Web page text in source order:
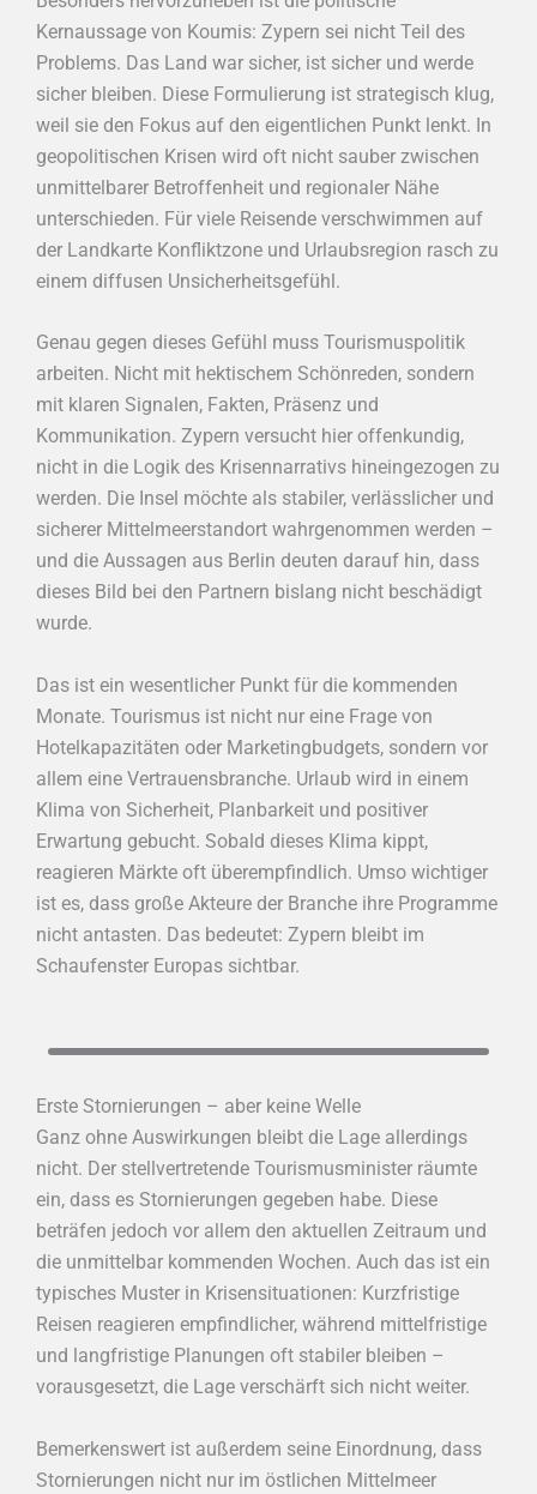
Kernaussage von Koumis: Zypern sei nicht Teil des
Problems. Das Land war sicher, ist sicher und werde
sicher bleiben. Diese Formulierung ist strategisch klug,
weil sie den Fokus auf den eigentlichen Punkt lenkt. In
geopolitischen Krisen wird oft nicht sauber zwischen
unmittelbarer Betroffenheit und regionaler Nähe
unterschieden. Für viele Reisende verschwimmen auf
der Landkarte Konfliktzone und Urlaubsregion rasch zu
einem diffusen Unsicherheitsgefühl.
Genau gegen dieses Gefühl muss Tourismuspolitik
arbeiten. Nicht mit hektischem Schönreden, sondern
mit klaren Signalen, Fakten, Präsenz und
Kommunikation. Zypern versucht hier offenkundig,
nicht in die Logik des Krisennarrativs hineingezogen zu
werden. Die Insel möchte als stabiler, verlässlicher und
sicherer Mittelmeerstandort wahrgenommen werden –
und die Aussagen aus Berlin deuten darauf hin, dass
dieses Bild bei den Partnern bislang nicht beschädigt
wurde.
Das ist ein wesentlicher Punkt für die kommenden
Monate. Tourismus ist nicht nur eine Frage von
Hotelkapazitäten oder Marketingbudgets, sondern vor
allem eine Vertrauensbranche. Urlaub wird in einem
Klima von Sicherheit, Planbarkeit und positiver
Erwartung gebucht. Sobald dieses Klima kippt,
reagieren Märkte oft überempfindlich. Umso wichtiger
ist es, dass große Akteure der Branche ihre Programme
nicht antasten. Das bedeutet: Zypern bleibt im
Schaufenster Europas sichtbar.
Erste Stornierungen – aber keine Welle
Ganz ohne Auswirkungen bleibt die Lage allerdings
nicht. Der stellvertretende Tourismusminister räumte
ein, dass es Stornierungen gegeben habe. Diese
beträfen jedoch vor allem den aktuellen Zeitraum und
die unmittelbar kommenden Wochen. Auch das ist ein
typisches Muster in Krisensituationen: Kurzfristige
Reisen reagieren empfindlicher, während mittelfristige
und langfristige Planungen oft stabiler bleiben –
vorausgesetzt, die Lage verschärft sich nicht weiter.
Bemerkenswert ist außerdem seine Einordnung, dass
Stornierungen nicht nur im östlichen Mittelmeer